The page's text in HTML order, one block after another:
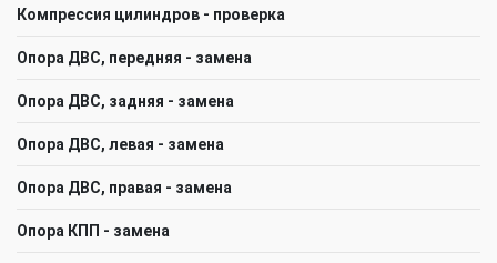
Компрессия цилиндров - проверка
Опора ДВС, передняя - замена
Опора ДВС, задняя - замена
Опора ДВС, левая - замена
Опора ДВС, правая - замена
Опора КПП - замена